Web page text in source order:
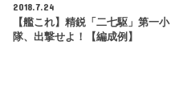
2018.7.24
【艦これ】精鋭「二七駆」第一小
隊、出撃せよ！【編成例】